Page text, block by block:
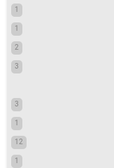
1
1
2
3
3
1
12
1